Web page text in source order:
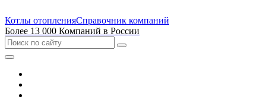
Котлы отопленияСправочник компаний
Более 13 000 Компаний в России